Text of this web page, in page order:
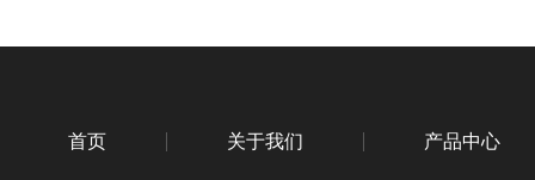
首页 关于我们 产品中心